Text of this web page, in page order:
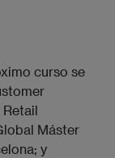
curso se
Retail
Máster
y